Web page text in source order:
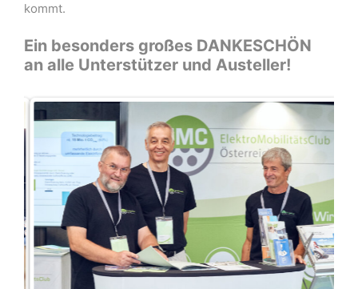
kommt.
Ein besonders großes DANKESCHÖN
an alle Unterstützer und Austeller!